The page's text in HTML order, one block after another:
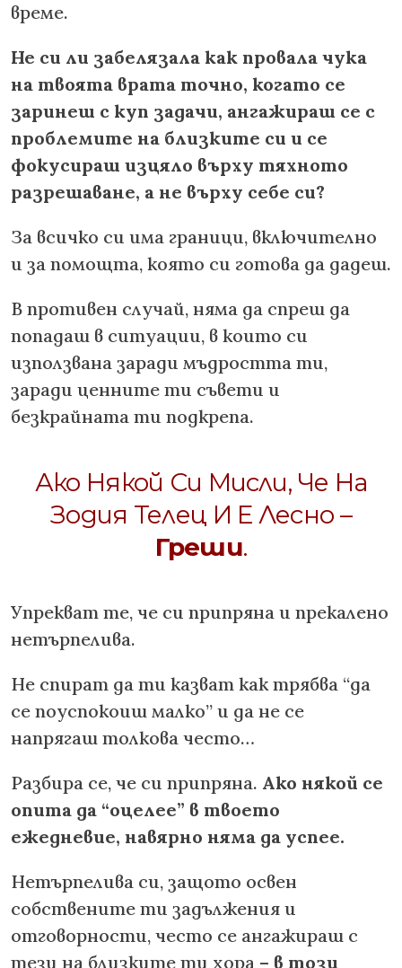
време.
Не си ли забелязала как провала чука
на твоята врата точно, когато се
заринеш с куп задачи, ангажираш се с
проблемите на близките си и се
фокусираш изцяло върху тяхното
разрешаване, а не върху себе си?
За всичко си има граници, включително
и за помощта, която си готова да дадеш.
В противен случай, няма да спреш да
попадаш в ситуации, в които си
използвана заради мъдростта ти,
заради ценните ти съвети и
безкрайната ти подкрепа.
Ако Някой Си Мисли, Че На
Зодия Телец И Е Лесно –
Греши.
Упрекват те, че си припряна и прекалено
нетърпелива.
Не спират да ти казват как трябва “да
се поуспокоиш малко” и да не се
напрягаш толкова често…
Разбира се, че си припряна. Ако някой се
опита да “оцелее” в твоето
ежедневие, навярно няма да успее.
Нетърпелива си, защото освен
собствените ти задължения и
отговорности, често се ангажираш с
тези на близките ти хора – в този